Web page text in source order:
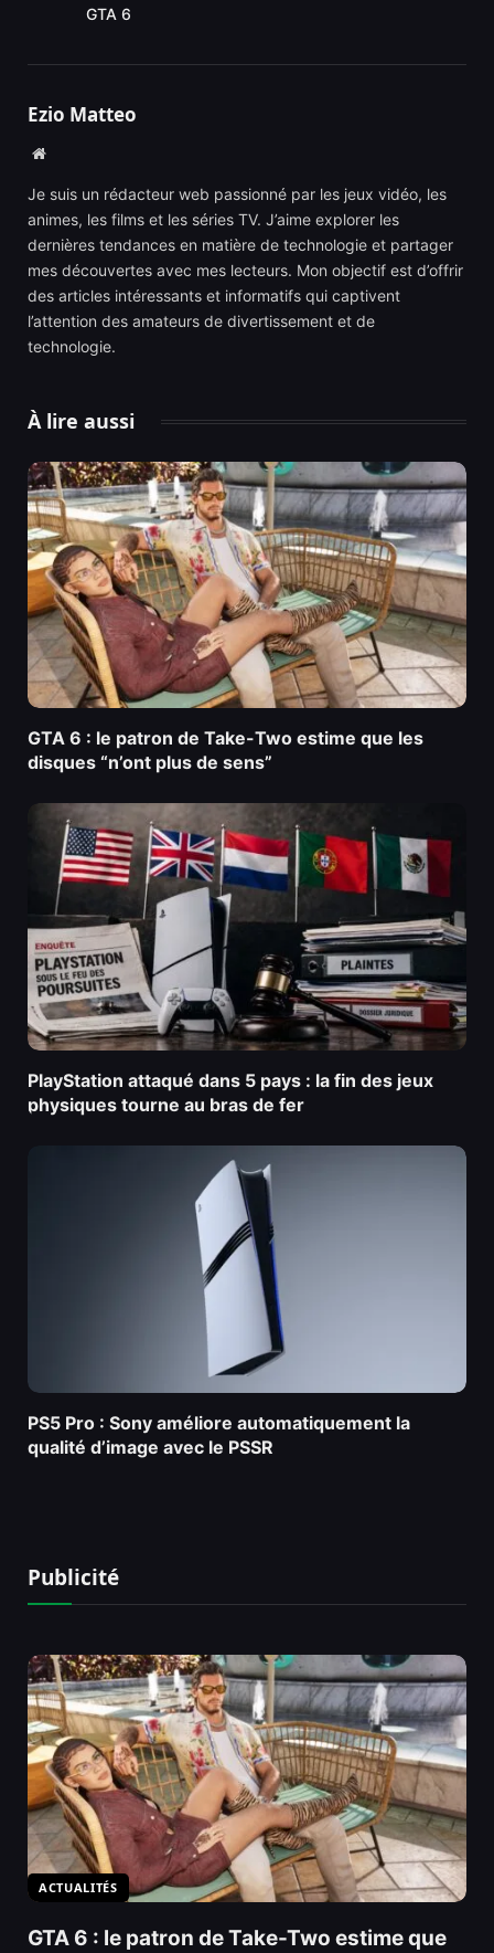
GTA 6
Ezio Matteo
Website
Je suis un rédacteur web passionné par les jeux vidéo, les
animes, les films et les séries TV. J’aime explorer les
dernières tendances en matière de technologie et partager
mes découvertes avec mes lecteurs. Mon objectif est d’offrir
des articles intéressants et informatifs qui captivent
l’attention des amateurs de divertissement et de
technologie.
À lire aussi
GTA 6 : le patron de Take-Two estime que les
disques “n’ont plus de sens”
PlayStation attaqué dans 5 pays : la fin des jeux
physiques tourne au bras de fer
PS5 Pro : Sony améliore automatiquement la
qualité d’image avec le PSSR
Publicité
ACTUALITÉS
GTA 6 : le patron de Take-Two estime que